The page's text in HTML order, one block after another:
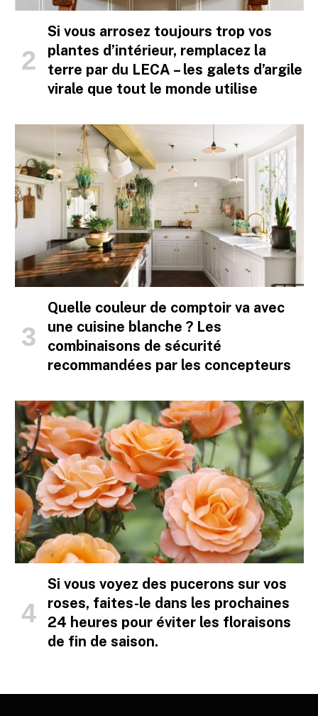
Si vous arrosez toujours trop vos
plantes d’intérieur, remplacez la
terre par du LECA – les galets d’argile
virale que tout le monde utilise
Quelle couleur de comptoir va avec
une cuisine blanche ? Les
combinaisons de sécurité
recommandées par les concepteurs
Si vous voyez des pucerons sur vos
roses, faites-le dans les prochaines
24 heures pour éviter les floraisons
de fin de saison.